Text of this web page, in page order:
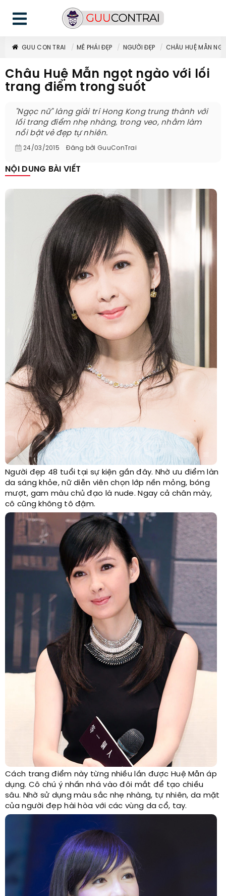
GUU CON TRAI MÊ PHÁI ĐẸP NGƯỜI ĐẸP CHÂU HUỆ MẪN
Châu Huệ Mẫn ngọt ngào với lối
trang điểm trong suốt
"Ngọc nữ" làng giải trí Hong Kong trung thành với
lối trang điểm nhẹ nhàng, trong veo, nhằm làm
nổi bật vẻ đẹp tự nhiên.
24/03/2015 Đăng bởi GuuConTrai
NỘI DUNG BÀI VIẾT
Người đẹp 48 tuổi tại sự kiện gần đây. Nhờ ưu điểm làn
da sáng khỏe, nữ diễn viên chọn lớp nền mỏng, bóng
mượt, gam màu chủ đạo là nude. Ngay cả chân mày,
cô cũng không tô đậm.
Cách trang điểm này từng nhiều lần được Huệ Mẫn áp
dụng. Cô chú ý nhấn nhá vào đôi mắt để tạo chiều
sâu. Nhờ sử dụng màu sắc nhẹ nhàng, tự nhiên, da mặt
của người đẹp hài hòa với các vùng da cổ, tay.